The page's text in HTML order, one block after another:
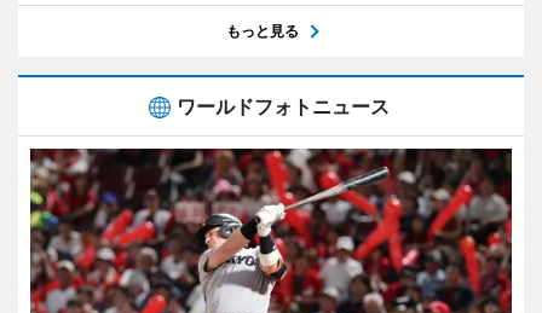
もっと見る
ワールドフォトニュース